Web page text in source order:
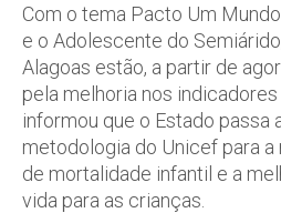
Com o tema Pacto Um
e o Adolescente do
Alagoas estão, a partir de
pela melhoria nos
informou que o Estado passa
metodologia do Unicef para
de mortalidade infantil e a
vida para as crianças.